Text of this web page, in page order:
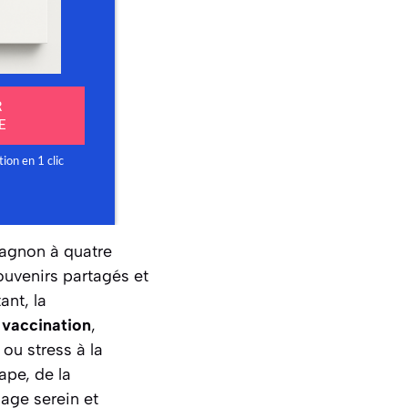
à quatre
partagés et
la
vaccination,
stress à la
de la
serein et